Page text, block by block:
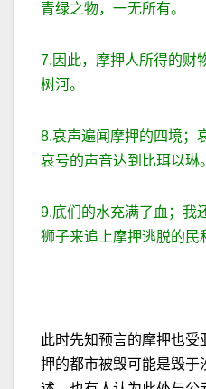
青绿之物，一无所有。
7.因此，摩押人所得的财
树河。
8.哀声遍闻摩押的四境；
哀号的声音达到比珥以琳。
9.底们的水充满了血；我
狮子来追上摩押逃脱的民
此时先知预言的摩押也
押的都市被毁可能是毁于